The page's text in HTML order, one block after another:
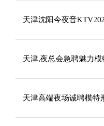
天津沈阳今夜音
天津,夜总会急聘魅力
天津高端夜场诚聘模特